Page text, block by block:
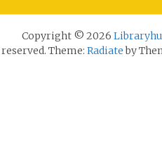
Copyright © 2026
reserved. Theme: Radiateby